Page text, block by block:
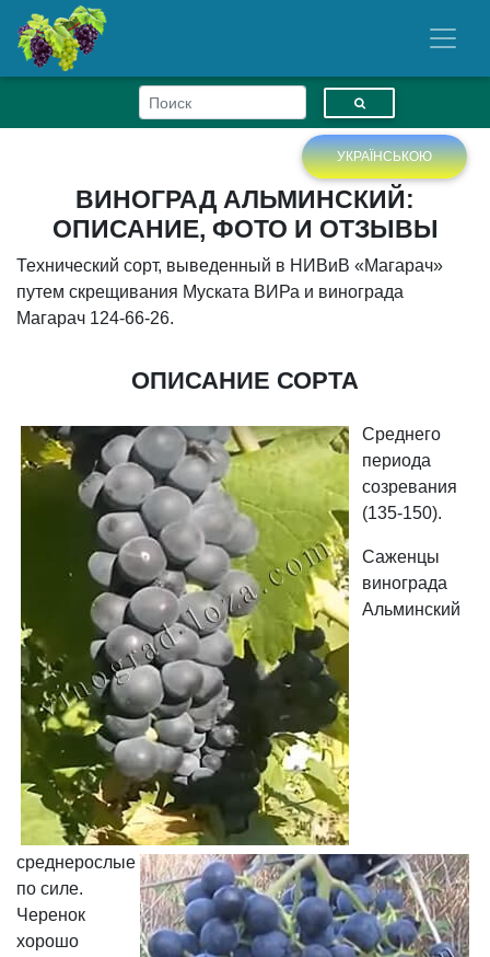
УКРАЇНСЬКОЮ
ВИНОГРАД АЛЬМИНСКИЙ:
ОПИСАНИЕ, ФОТО И ОТЗЫВЫ
Технический сорт, выведенный в НИВиВ «Магарач»
путем скрещивания Муската ВИРа и винограда
Магарач 124-66-26.
ОПИСАНИЕ СОРТА
Среднего
периода
созревания
(135-150).
Саженцы
винограда
Альминский
среднерослые
по силе.
Черенок
хорошо